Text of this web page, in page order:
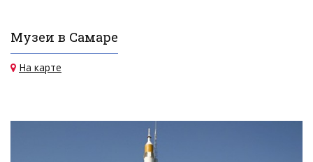
Музеи в Самаре
На карте